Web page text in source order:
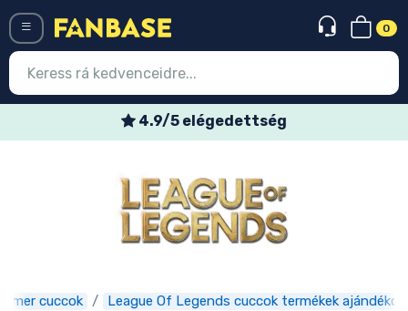
0
4.9/5 elégedettség
cuccok League Of Legends cuccok termékek ajándékok
Legújabb cuccok
Express szállítás